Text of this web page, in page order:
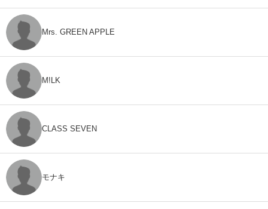
Mrs. GREEN APPLE
M!LK
CLASS SEVEN
モナキ